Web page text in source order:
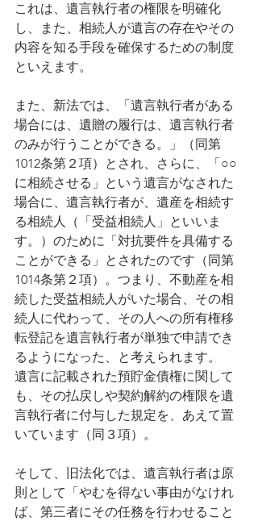
これは、遺言執行者の権限を明確化
し、また、相続人が遺言の存在やその
内容を知る手段を確保するための制度
といえます。
また、新法では、「遺言執行者がある
場合には、遺贈の履行は、遺言執行者
のみが行うことができる。」（同第
1012条第２項）とされ、さらに、「○○
に相続させる」という遺言がなされた
場合に、遺言執行者が、遺産を相続す
る相続人（「受益相続人」といいま
す。）のために「対抗要件を具備する
ことができる」とされたのです（同第
1014条第２項）。つまり、不動産を相
続した受益相続人がいた場合、その相
続人に代わって、その人への所有権移
転登記を遺言執行者が単独で申請でき
るようになった、と考えられます。
遺言に記載された預貯金債権に関して
も、その払戻しや契約解約の権限を遺
言執行者に付与した規定を、あえて置
いています（同３項）。
そして、旧法化では、遺言執行者は原
則として「やむを得ない事由がなけれ
ば、第三者にその任務を行わせること